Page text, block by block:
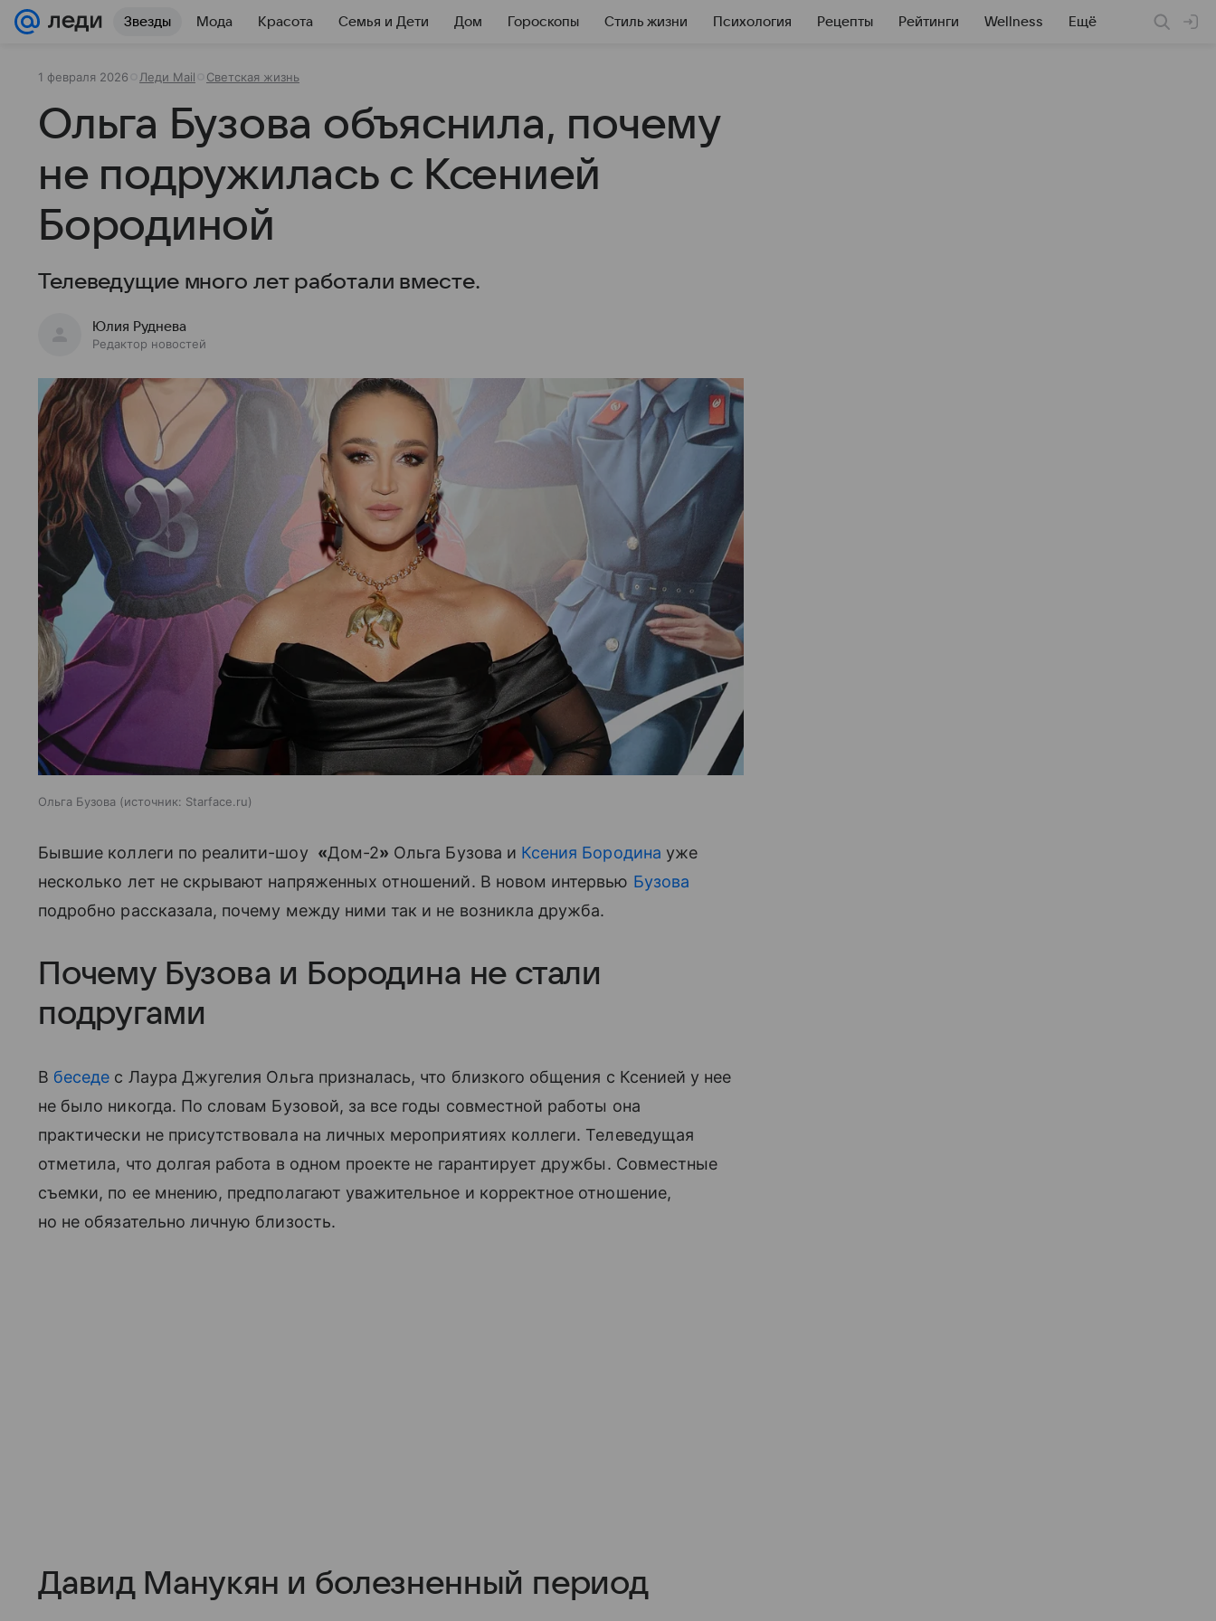
Звезды Мода Красота Семья и Дети Дом Гороскопы Стиль жизни Психология Рецепты Рейтинги Wellness Ещё
1 февраля 2026 Леди Mail Светская жизнь
Ольга Бузова объяснила, почему
не подружилась с Ксенией
Бородиной
Телеведущие много лет работали вместе.
Юлия Руднева
Редактор новостей
Ольга Бузова источник: Starface.ru
Бывшие коллеги по реалити-шоу «Дом-2» Ольга Бузова и Ксения Бородина уже
несколько лет не скрывают напряженных отношений. В новом интервью Бузова
подробно рассказала, почему между ними так и не возникла дружба.
Почему Бузова и Бородина не стали
подругами
В беседе с Лаура Джугелия Ольга призналась, что близкого общения с Ксенией у нее
не было никогда. По словам Бузовой, за все годы совместной работы она
практически не присутствовала на личных мероприятиях коллеги. Телеведущая
отметила, что долгая работа в одном проекте не гарантирует дружбы. Совместные
съемки, по ее мнению, предполагают уважительное и корректное отношение,
но не обязательно личную близость.
Давид Манукян и болезненный период